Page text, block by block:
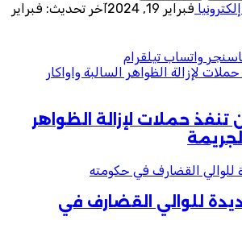
فبراير 19, 2024
آخر تحديث: فبراير
واتساب تيلقرام
لإزالة الظواهر السالبة واواكار
حملات لإزالة الظواهر
القضارف في حكومته
للوالي القضارف في